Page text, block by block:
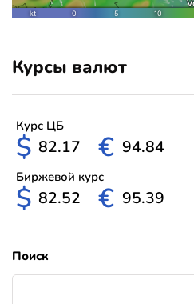
Курсы валют
Курс ЦБ
$ 82.17 € 94.84
Биржевой курс
$ 82.52 € 95.39
Поиск